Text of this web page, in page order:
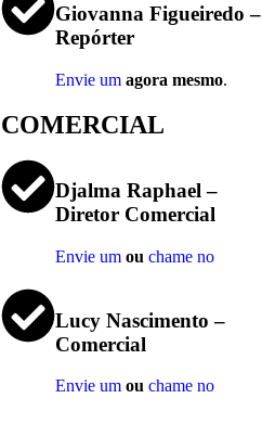
Giovanna Figueiredo –
Repórter
Envie um agora mesmo.
COMERCIAL
Djalma Raphael –
Diretor Comercial
Envie um ou chame no
Lucy Nascimento –
Comercial
Envie um ou chame no